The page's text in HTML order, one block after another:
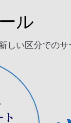
ル
い区分でのサ